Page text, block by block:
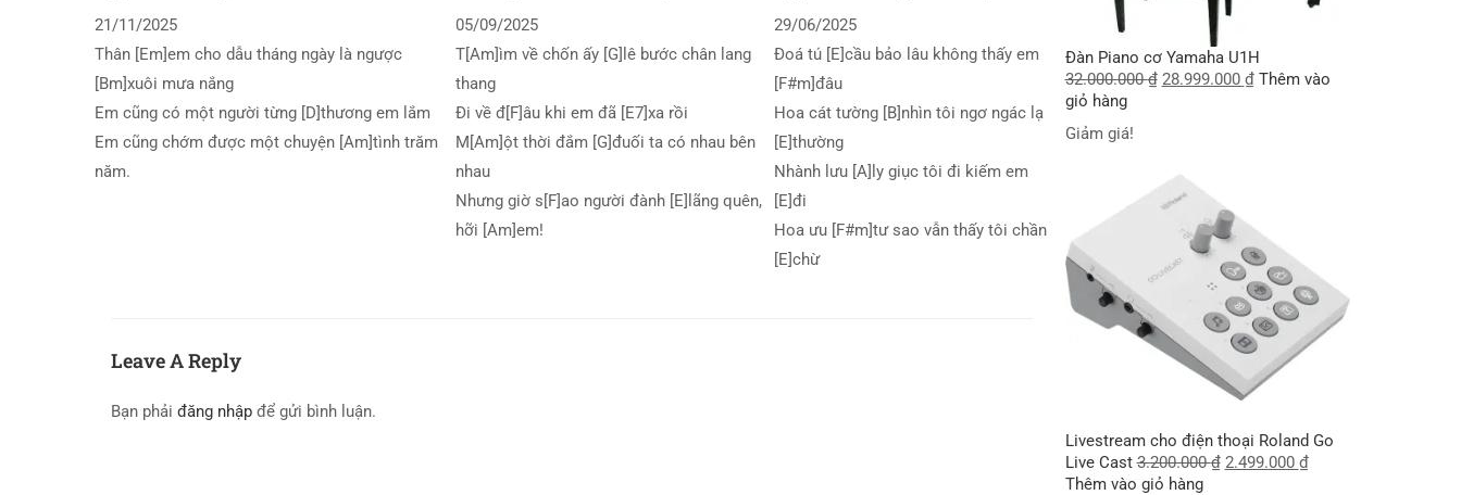
21/11/2025
Thân [Em]em cho dẫu tháng ngày là ngược
[Bm]xuôi mưa nắng
Em cũng có một người từng [D]thương em lắm
Em cũng chớm được một chuyện [Am]tình trăm
năm.
05/09/2025
T[Am]ìm về chốn ấy [G]lê bước chân lang
thang
Đi về đ[F]âu khi em đã [E7]xa rồi
M[Am]ột thời đắm [G]đuối ta có nhau bên
nhau
Nhưng giờ s[F]ao người đành [E]lãng quên,
hỡi [Am]em!
29/06/2025
Đoá tú [E]cầu bảo lâu không thấy em
[F#m]đâu
Hoa cát tường [B]nhìn tôi ngơ ngác lạ
[E]thường
Nhành lưu [A]ly giục tôi đi kiếm em
[E]đi
Hoa ưu [F#m]tư sao vẫn thấy tôi chần
[E]chừ
Leave A Reply
Bạn phải đăng nhập để gửi bình luận.
Đàn Piano cơ Yamaha U1H
32.000.000₫ 28.999.000 ₫ Thêm vào
giỏ hàng
Giảm giá!
Livestream cho điện thoại Roland Go
Live Cast 3.200.000₫ 2.499.000 ₫
Thêm vào giỏ hàng